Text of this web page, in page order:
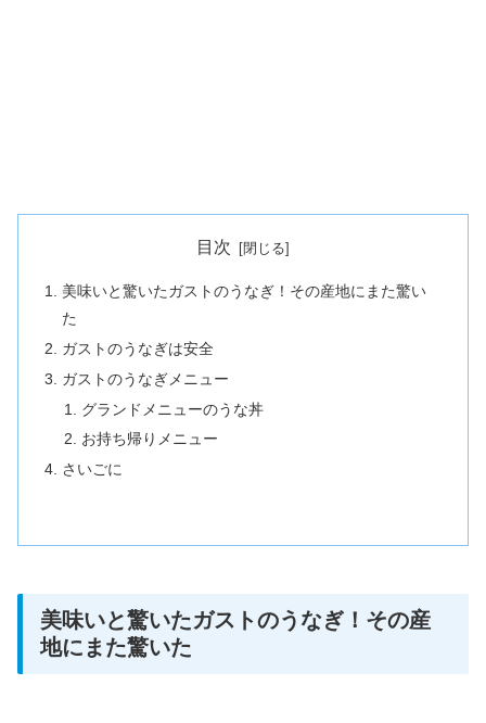
目次
美味いと驚いたガストのうなぎ！その産地にまた驚い
た
ガストのうなぎは安全
ガストのうなぎメニュー
グランドメニューのうな丼
お持ち帰りメニュー
さいごに
美味いと驚いたガストのうなぎ！その産
地にまた驚いた